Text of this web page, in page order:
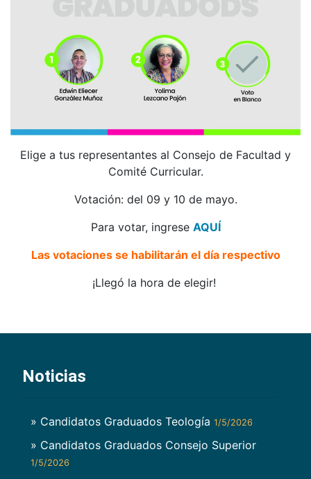
Elige a tus representantes al Consejo de Facultad y
Comité Curricular.
Votación: del 09 y 10 de mayo.
Para votar, ingrese AQUÍ
Las votaciones se habilitarán el día respectivo
¡Llegó la hora de elegir!
Noticias
» Candidatos Graduados Teología 1/5/2026
» Candidatos Graduados Consejo Superior
1/5/2026